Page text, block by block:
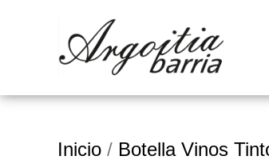
Inicio / Botella Vinos